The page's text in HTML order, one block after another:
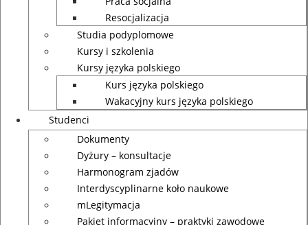
Resocjalizacja
Studia podyplomowe
Kursy i szkolenia
Kursy języka polskiego
Kurs języka polskiego
Wakacyjny kurs języka polskiego
Studenci
Dokumenty
Dyżury – konsultacje
Harmonogram zjadów
Interdyscyplinarne koło naukowe
mLegitymacja
Pakiet informacyjny – praktyki zawodowe